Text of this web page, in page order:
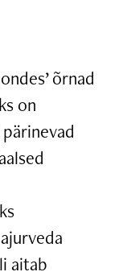
õrnad
on
aitab